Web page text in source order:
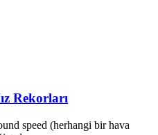
Rekorları
speed (herhangi bir hava